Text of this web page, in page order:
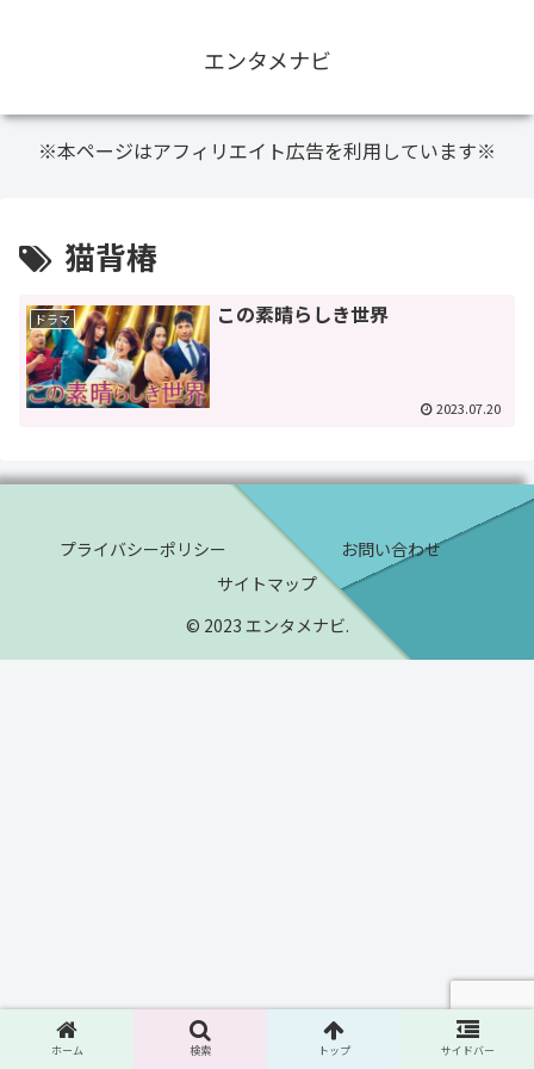
エンタメナビ
※本ページはアフィリエイト広告を利用しています※
猫背椿
ドラマ この素晴らしき世界
2023.07.20
プライバシーポリシー
お問い合わせ
サイトマップ
© 2023 エンタメナビ.
ホーム 検索 トップ サイドバー